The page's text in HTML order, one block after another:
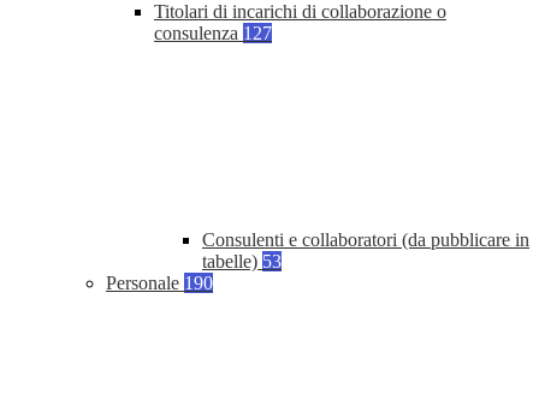
Titolari di incarichi di collaborazione o
consulenza 127
Consulenti e collaboratori (da pubblicare in
tabelle) 53
Personale 190